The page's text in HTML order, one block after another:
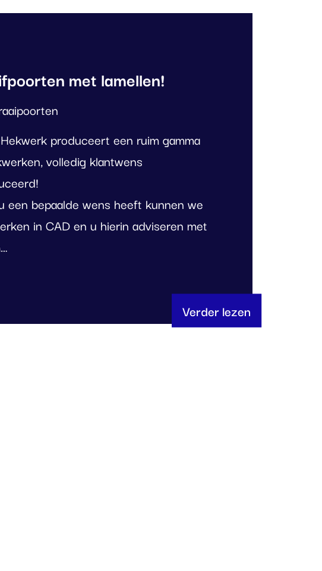
met lamellen!
project
produceert een ruim gamma
volledig klantwens
een bepaalde wens heeft kunnen we
in CAD en u hierin adviseren met
Verder lezen